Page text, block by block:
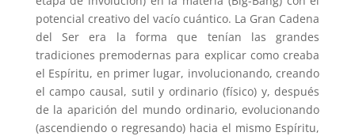
potencial creativo del vacío cuántico. La Gran Cadena
del Ser era la forma que tenían las grandes
tradiciones premodernas para explicar como creaba
el Espíritu, en primer lugar, involucionando, creando
el campo causal, sutil y ordinario (físico) y, después
de la aparición del mundo ordinario, evolucionando
(ascendiendo o regresando) hacia el mismo Espíritu,